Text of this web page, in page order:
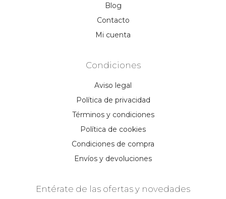
Blog
Contacto
Mi cuenta
Condiciones
Aviso legal
Política de privacidad
Términos y condiciones
Política de cookies
Condiciones de compra
Envíos y devoluciones
Entérate de las ofertas y novedades